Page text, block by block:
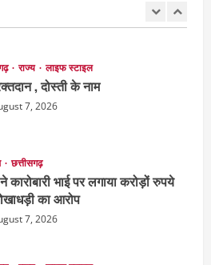
राज्य लाइफ स्टाइल
, दोस्ती के नाम
7, 2026
छत्तीसगढ़
कारोबारी भाई पर लगाया करोड़ों रुपये
का आरोप
7, 2026